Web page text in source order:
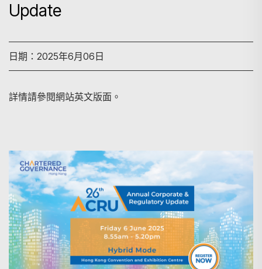
搜尋
Update
日期：2025年6月06日
詳情請參閱網站英文版面。